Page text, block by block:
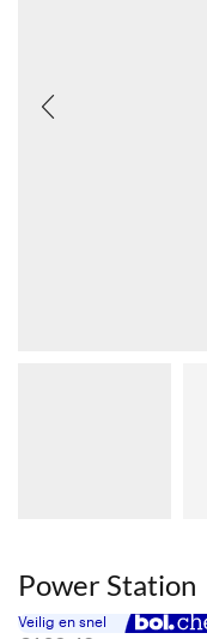
Power Station